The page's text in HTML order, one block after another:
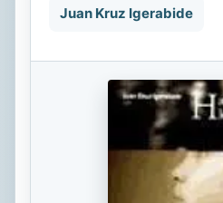
Juan Kruz Igerabide